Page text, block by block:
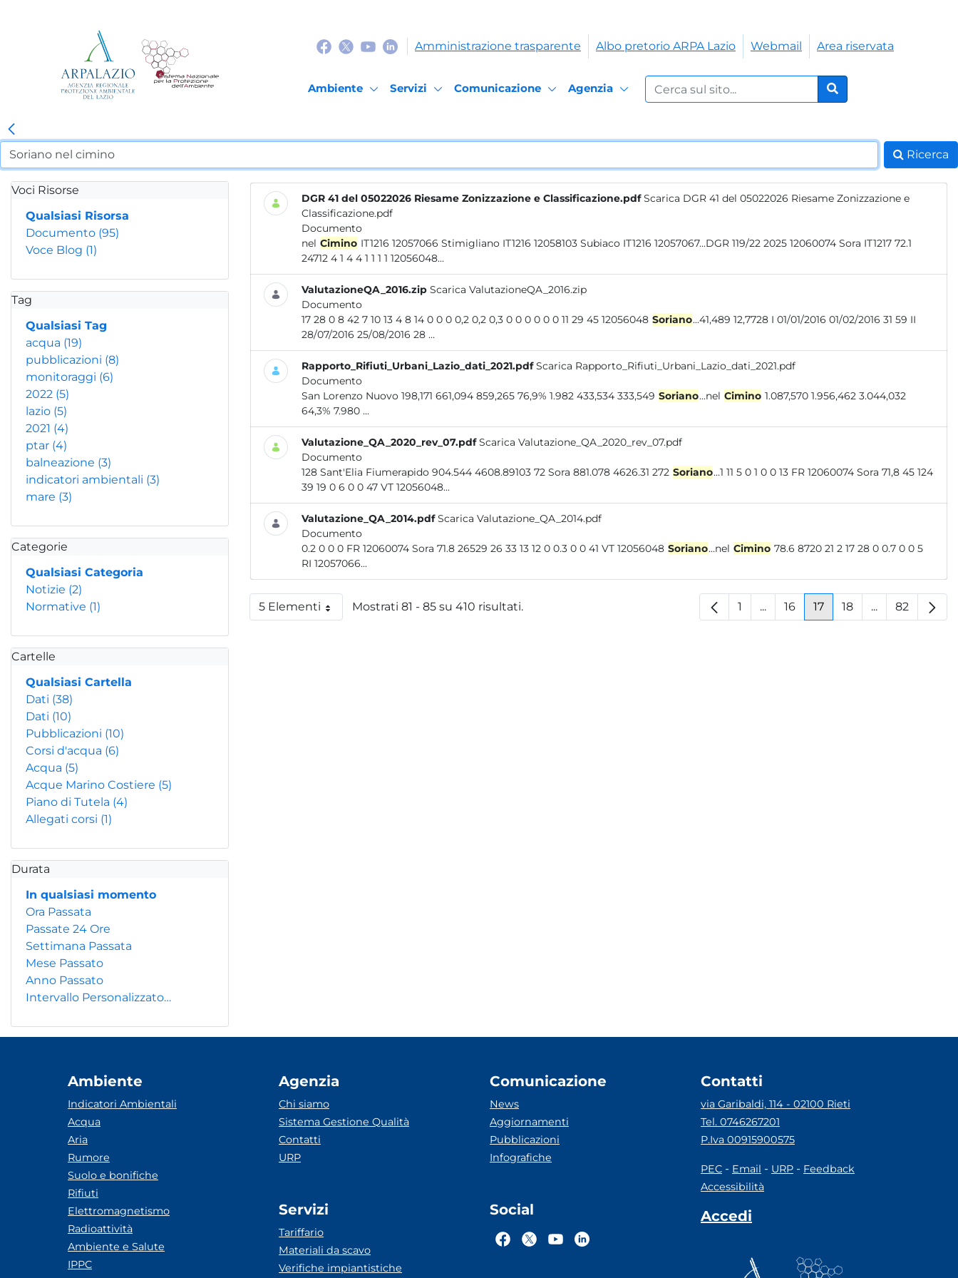
Amministrazione trasparente Albo pretorio ARPA Lazio Webmail Area riservata
Ambiente Servizi Comunicazione Agenzia
Cerca nel sito:
Cerca
Ricerca
Voci Risorse
Qualsiasi Risorsa
Documento (95)
Voce Blog (1)
Tag
Qualsiasi Tag
acqua (19)
pubblicazioni (8)
monitoraggi (6)
2022 (5)
lazio (5)
2021 (4)
ptar (4)
balneazione (3)
indicatori ambientali (3)
mare (3)
Categorie
Qualsiasi Categoria
Notizie (2)
Normative (1)
Cartelle
Qualsiasi Cartella
Dati (38)
Dati (10)
Pubblicazioni (10)
Corsi d'acqua (6)
Acqua (5)
Acque Marino Costiere (5)
Piano di Tutela (4)
Allegati corsi (1)
Durata
In qualsiasi momento
Ora Passata
Passate 24 Ore
Settimana Passata
Mese Passato
Anno Passato
Intervallo Personalizzato…
DGR 41 del 05022026 Riesame Zonizzazione e Classificazione.pdf Scarica DGR 41 del 05022026 Riesame Zonizzazione e
Classificazione.pdf
Documento
nel Cimino
24712 4 1 4 4 1 1 1 1 12056048...
ValutazioneQA_2016.zip Scarica ValutazioneQA_2016.zip
Documento
17 28 0 8 42 7 10 13 4 8 14 0 0 0 0,2 0,2 0,3 0 0 0 0 0 0 11 29 45 12056048 Soriano...41,489 12,7728 I 01/01/2016 01/02/2016 31 59 II
28/07/2016 25/08/2016 28 ...
Rapporto_Rifiuti_Urbani_Lazio_dati_2021.pdf Scarica Rapporto_Rifiuti_Urbani_Lazio_dati_2021.pdf
Documento
San Lorenzo Nuovo 198,171 661,094 859,265 76,9% 1.982 433,534 333,549 Soriano...nel Cimino 1.087,570 1.956,462 3.044,032
64,3% 7.980 ...
Valutazione_QA_2020_rev_07.pdf Scarica Valutazione_QA_2020_rev_07.pdf
Documento
128 Sant'Elia Fiumerapido 904.544 4608.89103 72 Sora 881.078 4626.31 272 Soriano...1 11 5 0 1 0 0 13 FR 12060074 Sora 71,8 45 124
39 19 0 6 0 0 47 VT 12056048...
Valutazione_QA_2014.pdf Scarica Valutazione_QA_2014.pdf
Documento
0.2 0 0 0 FR 12060074 Sora 71.8 26529 26 33 13 12 0 0.3 0 0 41 VT 12056048 Soriano...nel Cimino 78.6 8720 21 2 17 28 0 0.7 0 0 5
RI 12057066...
5 ElementiPer paginaMostrati 81 - 85 su 410 risultati. Pagina
1 ...Pagine intermedie
Pagina
16 Pagina
17 Pagina
18 ...PaginePagina
82
Ambiente
Indicatori Ambientali
Acqua
Aria
Rumore
Suolo e bonifiche
Rifiuti
Elettromagnetismo
Radioattività
Ambiente e Salute
IPPC
Agenzia
Chi siamo
Sistema Gestione Qualità
Contatti
URP
Servizi
Tariffario
Materiali da scavo
Verifiche impiantistiche
Comunicazione
News
Aggiornamenti
Pubblicazioni
Infografiche
Social
Contatti
via Garibaldi, 114 - 02100 Rieti
Tel. 0746267201
P.Iva 00915900575
PEC - Email - URP - Feedback
Accessibilità
Accedi